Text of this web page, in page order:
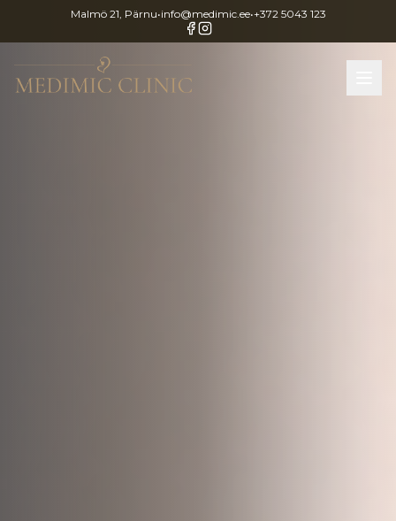
Malmö 21, Pärnu•info@medimic.ee•+372 5043 123